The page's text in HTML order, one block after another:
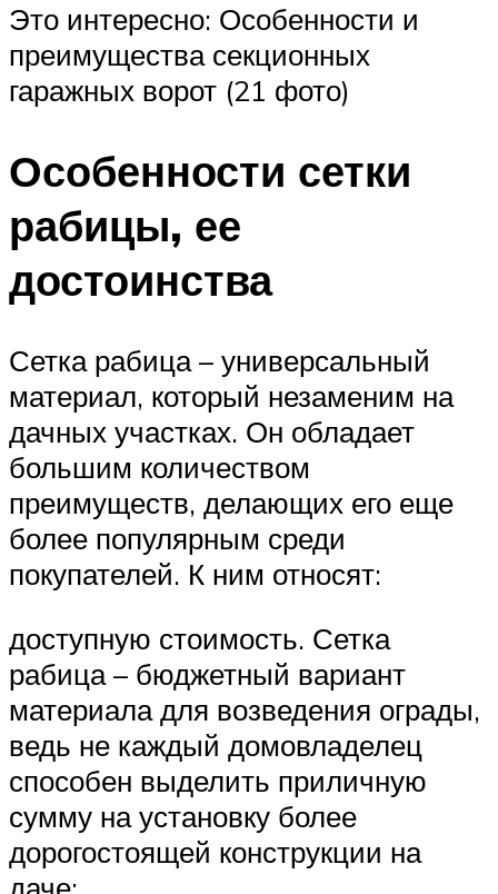
Это интересно: Особенности и
преимущества секционных
гаражных ворот (21 фото)
Особенности сетки
рабицы, ее
достоинства
Сетка рабица – универсальный
материал, который незаменим на
дачных участках. Он обладает
большим количеством
преимуществ, делающих его еще
более популярным среди
покупателей. К ним относят:
доступную стоимость. Сетка
рабица – бюджетный вариант
материала для возведения ограды,
ведь не каждый домовладелец
способен выделить приличную
сумму на установку более
дорогостоящей конструкции на